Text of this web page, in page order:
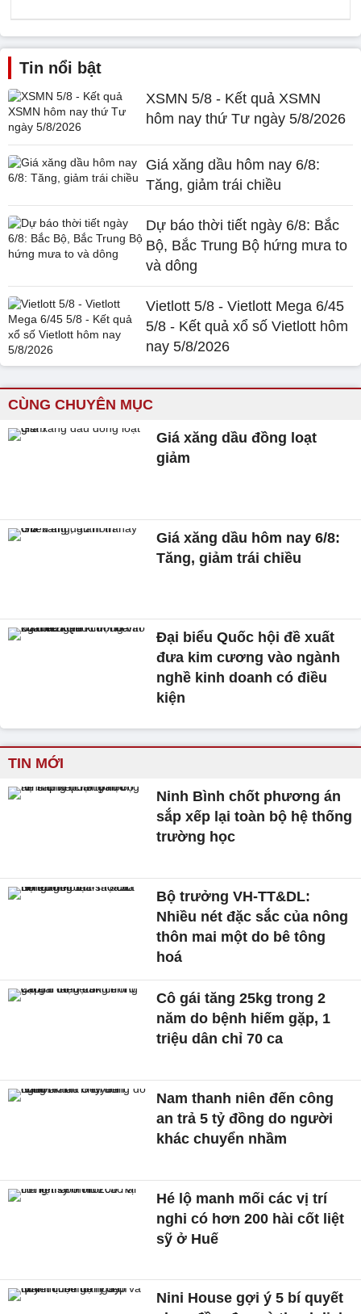
Tin nổi bật
XSMN 5/8 - Kết quả XSMN
hôm nay thứ Tư ngày 5/8/2026
Giá xăng dầu hôm nay 6/8:
Tăng, giảm trái chiều
Dự báo thời tiết ngày 6/8: Bắc
Bộ, Bắc Trung Bộ hứng mưa to
và dông
Vietlott 5/8 - Vietlott Mega 6/45
5/8 - Kết quả xổ số Vietlott hôm
nay 5/8/2026
CÙNG CHUYÊN MỤC
Giá xăng dầu đồng loạt
giảm
Giá xăng dầu hôm nay 6/8:
Tăng, giảm trái chiều
Đại biểu Quốc hội đề xuất
đưa kim cương vào ngành
nghề kinh doanh có điều
kiện
TIN MỚI
Ninh Bình chốt phương án
sắp xếp lại toàn bộ hệ thống
trường học
Bộ trưởng VH-TT&DL:
Nhiều nét đặc sắc của nông
thôn mai một do bê tông
hoá
Cô gái tăng 25kg trong 2
năm do bệnh hiếm gặp, 1
triệu dân chỉ 70 ca
Nam thanh niên đến công
an trả 5 tỷ đồng do người
khác chuyển nhầm
Hé lộ manh mối các vị trí
nghi có hơn 200 hài cốt liệt
sỹ ở Huế
Nini House gợi ý 5 bí quyết